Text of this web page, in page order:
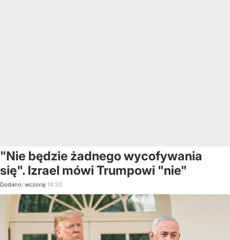
"Nie będzie żadnego wycofywania
się". Izrael mówi Trumpowi "nie"
Dodano: wczoraj 18:20